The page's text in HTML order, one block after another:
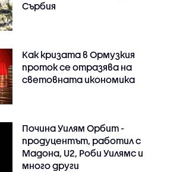
Сърбия
Как кризата в Ормузкия
проток се отразява на
световната икономика
Почина Уилям Орбит -
продуцентът, работил с
Мадона, U2, Роби Уилямс и
много други